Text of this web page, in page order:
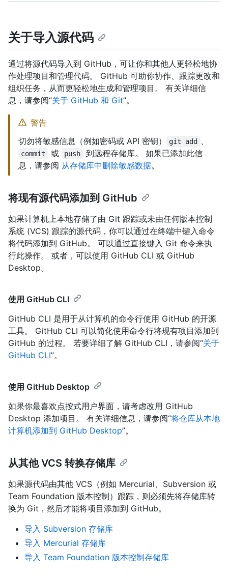
关于导入源代码
通过将源代码导入到 GitHub，可让你和其他人更轻松地协
作处理项目和管理代码。 GitHub 可助你协作、跟踪更改和
组织任务，从而更轻松地生成和管理项目。 有关详细信
息，请参阅“关于 GitHub 和 Git”。
警告
切勿将敏感信息（例如密码或 API 密钥）
git add 、
commit 或 push
到远程存储库。 如果已添加此信
息，请参阅 从存储库中删除敏感数据。
将现有源代码添加到 GitHub
如果计算机上本地存储了由 Git 跟踪或未由任何版本控制
系统 (VCS) 跟踪的源代码，你可以通过在终端中键入命令
将代码添加到 GitHub。 可以通过直接键入 Git 命令来执
行此操作。 或者，可以使用 GitHub CLI 或 GitHub
Desktop。
使用 GitHub CLI
GitHub CLI 是用于从计算机的命令行使用 GitHub 的开源
工具。 GitHub CLI 可以简化使用命令行将现有项目添加到
GitHub 的过程。 若要详细了解 GitHub CLI，请参阅“关于
GitHub CLI”。
使用 GitHub Desktop
如果你最喜欢点按式用户界面，请考虑改用 GitHub
Desktop 添加项目。 有关详细信息，请参阅“将仓库从本地
计算机添加到 GitHub Desktop”。
从其他 VCS 转换存储库
如果源代码由其他 VCS（例如 Mercurial、Subversion 或
Team Foundation 版本控制）跟踪，则必须先将存储库转
换为 Git，然后才能将项目添加到 GitHub。
导入 Subversion 存储库
导入 Mercurial 存储库
导入 Team Foundation 版本控制存储库